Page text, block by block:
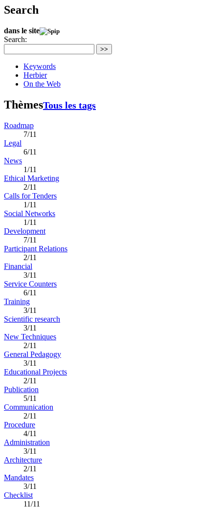
Search
dans le site
Search:
>>
Keywords
Herbier
On the Web
ThèmesTous les tags
Roadmap
7/11
Legal
6/11
News
1/11
Ethical Marketing
2/11
Calls for Tenders
1/11
Social Networks
1/11
Development
7/11
Participant Relations
2/11
Financial
3/11
Service Counters
6/11
Training
3/11
Scientific research
3/11
New Techniques
2/11
General Pedagogy
3/11
Educational Projects
2/11
Publication
5/11
Communication
2/11
Procedure
4/11
Administration
3/11
Architecture
2/11
Mandates
3/11
Checklist
11/11